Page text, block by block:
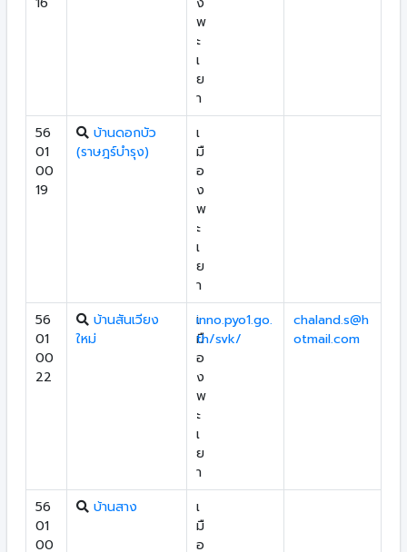
พ
ะ
เ
ย
า
56
01
00
19
บ้านดอกบัว
(ราษฎร์บำรุง)
เ
มื
อ
ง
พ
ะ
เ
ย
า
56
01
00
22
บ้านสันเวียง
ใหม่
เ
มื
อ
ง
พ
ะ
เ
ย
า
inno.pyo1.go.
th/svk/
chaland.s@h
otmail.com
56
01
00
บ้านสาง
เ
มื
อ